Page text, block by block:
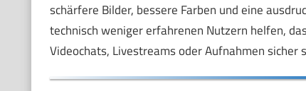
schärfere Bilder, bessere Farben und eine
technisch weniger erfahrenen Nutzern helfen,
Videochats, Livestreams oder Aufnahmen sicher